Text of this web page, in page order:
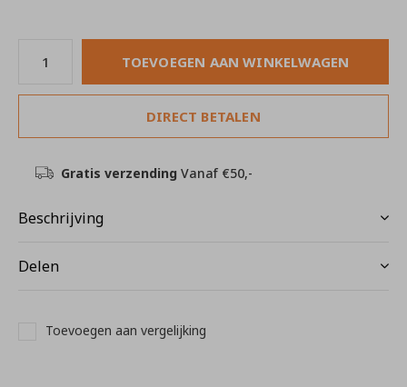
TOEVOEGEN AAN WINKELWAGEN
DIRECT BETALEN
Gratis verzending Vanaf €50,-
Beschrijving
Delen
Toevoegen aan vergelijking